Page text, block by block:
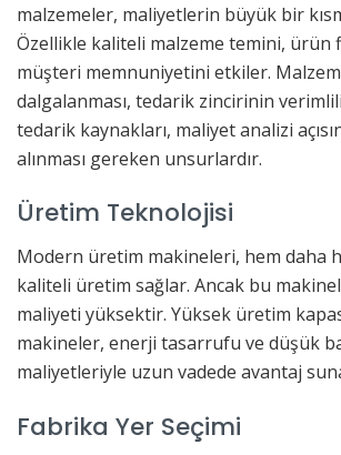
malzemeler, maliyetlerin büyük bir
Özellikle kaliteli malzeme temini, ürün
müşteri memnuniyetini etkiler.
dalgalanması, tedarik zincirinin
tedarik kaynakları, maliyet analizi
alınması gereken unsurlardır.
Üretim Teknolojisi
Modern üretim makineleri, hem daha
kaliteli üretim sağlar. Ancak bu
maliyeti yüksektir. Yüksek üretim
makineler, enerji tasarrufu ve düşük
maliyetleriyle uzun vadede avantaj
Fabrika Yer Seçimi